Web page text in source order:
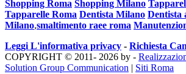
Shopping Roma Shopping Milano
Tapparelle Roma Dentista Milano Dentista
Milano,smaltimento raee roma
Leggi L'informativa privacy - Richiesta
COPYRIGHT © 2011- 2026 by -
Solution Group Communication | Siti Roma